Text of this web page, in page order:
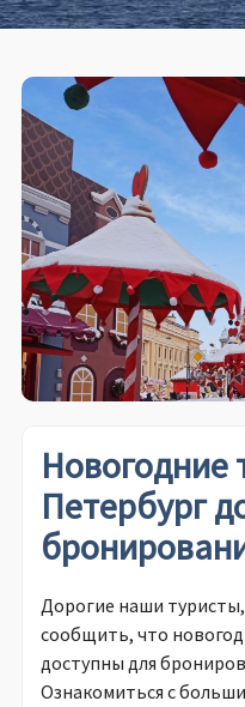
Новогодние
Петербург
Дорогие наши
сообщить, что
доступны для
Ознакомиться с